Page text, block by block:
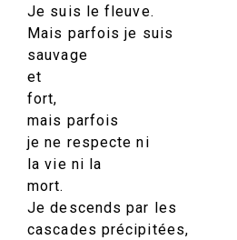
Je suis le fleuve.
Mais parfois je suis
sauvage
et
fort,
mais parfois
je ne respecte ni
la vie ni la
mort.
Je descends par les
cascades précipitées,